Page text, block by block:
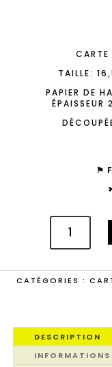
CARTE
TAILLE:
PAPIER DE
ÉPAISSEUR
⚑
QUANTITÉ
"ATAY"
CATÉGORIES :
DESCRIPTION